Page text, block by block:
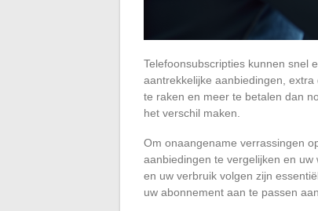
Telefoonsubscripties kunnen snel
aantrekkelijke aanbiedingen,
te raken en meer te betalen dan
het verschil maken.
Om onaangename verrassingen
aanbiedingen te vergelijken en
en uw verbruik volgen zijn
uw abonnement aan te passen